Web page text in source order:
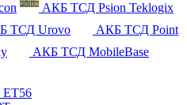
АКБ ТСД Psion Teklogix
ТСД Urovo
АКБ ТСД Point
АКБ ТСД MobileBase
ET56